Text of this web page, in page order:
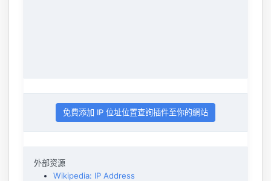
免費添加 IP 位址位置查詢插件至你的網站
外部资源
Wikipedia: IP Address